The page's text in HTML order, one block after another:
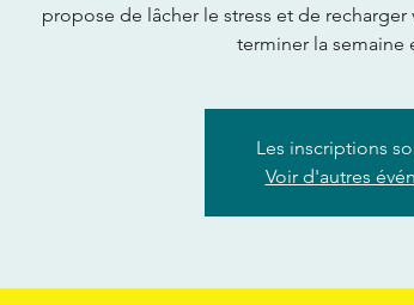
propose de lâcher le stress et de
terminer la semaine
Les inscriptions
Voir d'autres